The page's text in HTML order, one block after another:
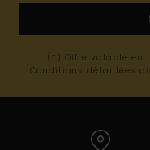
(*) Offre valable en
Conditions détaillées